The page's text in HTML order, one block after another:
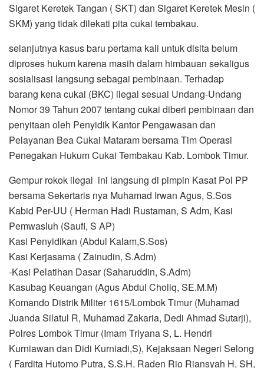
Sigaret Keretek Tangan ( SKT) dan Sigaret Keretek Mesin (
SKM) yang tidak dilekati pita cukai tembakau.
selanjutnya kasus baru pertama kali untuk disita belum
diproses hukum karena masih dalam himbauan sekaligus
sosialisasi langsung sebagai pembinaan. Terhadap
barang kena cukai (BKC) ilegal sesuai Undang-Undang
Nomor 39 Tahun 2007 tentang cukai diberi pembinaan dan
penyitaan oleh Penyidik Kantor Pengawasan dan
Pelayanan Bea Cukai Mataram bersama Tim Operasi
Penegakan Hukum Cukai Tembakau Kab. Lombok Timur.
Gempur rokok ilegal ini langsung di pimpin Kasat Pol PP
bersama Sekertaris nya Muhamad Irwan Agus, S.Sos
Kabid Per-UU ( Herman Hadi Rustaman, S Adm, Kasi
Pemwasluh (Saufi, S AP)
Kasi Penyidikan (Abdul Kalam,S.Sos)
Kasi Kerjasama ( Zainudin, S.Adm)
-Kasi Pelatihan Dasar (Saharuddin, S.Adm)
Kasubag Keuangan (Agus Abdul Choliq, SE.M.M)
Komando Distrik Militer 1615/Lombok Timur (Muhamad
Juanda Silatul R, Muhamad Zakaria, Dedi Ahmad Sutarji),
Polres Lombok Timur (Imam Triyana S, L. Hendri
Kurniawan dan Didi Kurniadi,S), Kejaksaan Negeri Selong
( Fardita Hutomo Putra, S.S.H, Raden Rio Riansyah H, SH,